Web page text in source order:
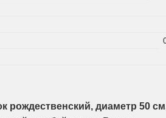
рождественский, диаметр 50